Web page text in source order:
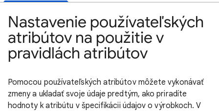
Nastavenie používateľských
atribútov na použitie v
pravidlách atribútov
Pomocou používateľských atribútov môžete vykonávať
zmeny a ukladať svoje údaje predtým, ako priradíte
hodnoty k atribútu v špecifikácii údajov o výrobkoch. V